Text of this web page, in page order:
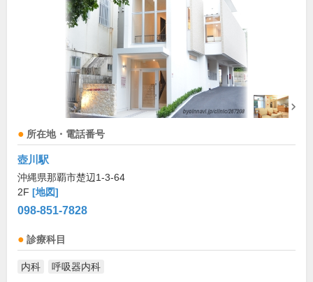
所在地・電話番号
壺川駅
沖縄県那覇市楚辺1-3-64
2F [地図]
098-851-7828
診療科目
内科 呼吸器内科